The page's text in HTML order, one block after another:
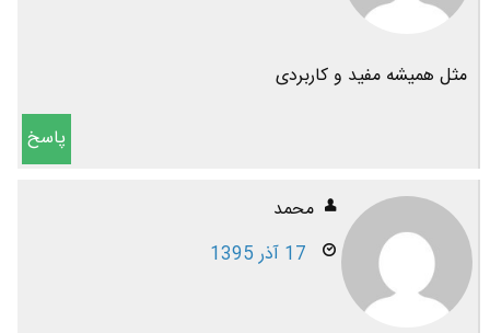
مثل همیشه مفید و کاربردی
پاسخ
محمد
17 آذر 1395